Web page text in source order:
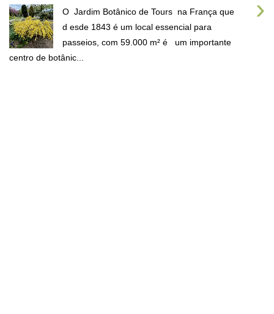
›
O Jardim Botânico de Tours na França que
d esde 1843 é um local essencial para
passeios, com 59.000 m² é um importante
centro de botânic...